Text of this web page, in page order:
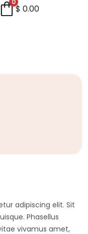
0
$ 0.00
adipiscing elit. Sit
Phasellus
vivamus amet,